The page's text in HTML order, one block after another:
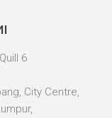
6
City Centre,